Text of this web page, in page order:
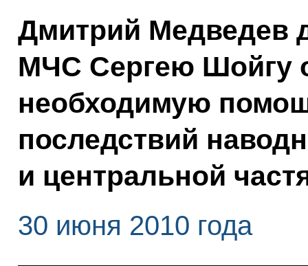
Дмитрий Медведев
МЧС Сергею Шойгу
необходимую
последствий
и центральной
30 июня 2010 года